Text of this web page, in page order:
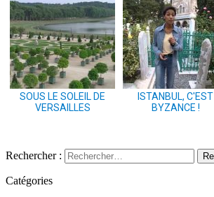
SOUS LE SOLEIL DE
VERSAILLES
ISTANBUL, C'EST
BYZANCE !
Rechercher :
Catégories